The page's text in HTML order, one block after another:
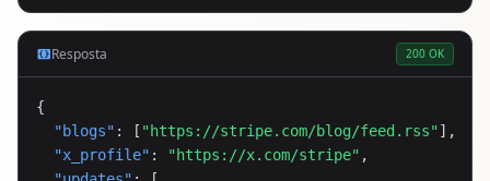
Resposta 200 OK
{
"blogs" : [ "https://stripe.com/blog/feed.rss"],
"x_profile" : "https://x.com/stripe" ,